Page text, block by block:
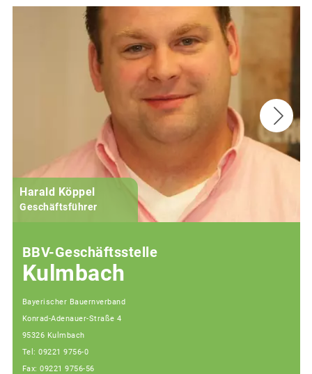
Harald Köppel
Geschäftsführer
BBV-Geschäftsstelle
Kulmbach
Bayerischer Bauernverband
Konrad-Adenauer-Straße 4
95326 Kulmbach
Tel: 09221 9756-0
Fax: 09221 9756-56